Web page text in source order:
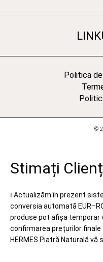
Politica
©
Stimați
ℹ️ Actualizăm în prezent
conversia automată
produse pot afișa temporar
confirmarea prețurilor
HERMES Piatră Naturală vă